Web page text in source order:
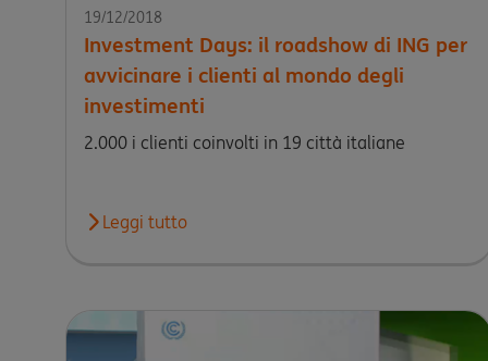
19/12/2018
Investment Days: il roadshow di ING per
avvicinare i clienti al mondo degli
investimenti
2.000 i clienti coinvolti in 19 città italiane
Leggi tutto
Leggi l'articolo Investment Days: il roadshow di